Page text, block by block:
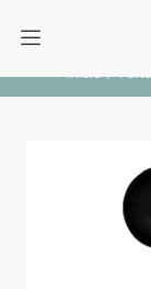
PIDA
Inicio